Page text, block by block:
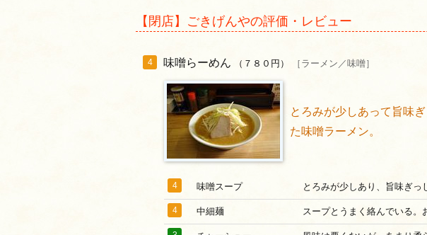
【閉店】ごきげんやの評価・レビュー
4 味噌らーめん （７８０円） ［ラーメン／味噌］
とろみが少しあって旨味
た味噌ラーメン。
4 味噌スープ とろみが少しあり、旨味ぎっ
4 中細麺 スープとうまく絡んでいる。